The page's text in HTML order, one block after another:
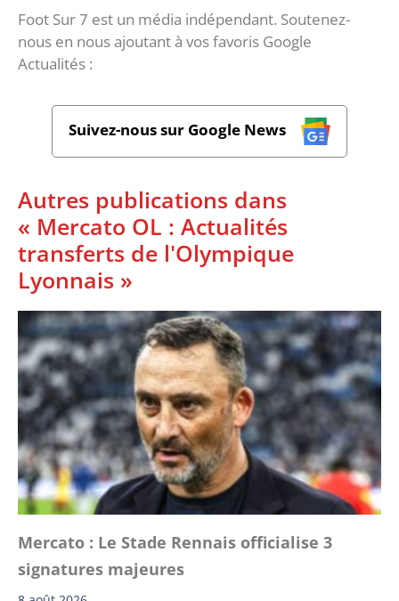
Foot Sur 7 est un média indépendant. Soutenez-
nous en nous ajoutant à vos favoris Google
Actualités :
Suivez-nous sur Google News
Autres publications dans
« Mercato OL : Actualités
transferts de l'Olympique
Lyonnais »
Mercato : Le Stade Rennais officialise 3
signatures majeures